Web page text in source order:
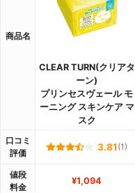
商品名
CLEAR TURN(クリアタ
ーン)
プリンセスヴェール モ
ーニング スキンケア マ
スク
口コミ
評価
3.81 (1)
値段
料金
¥1,094